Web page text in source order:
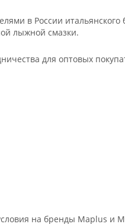
в России
лыжной смазки.
для оптовых
на бренды Maplus и